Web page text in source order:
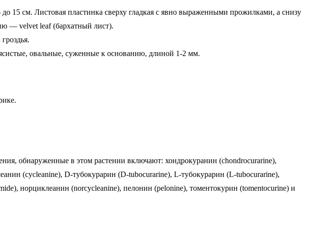
15 см. Листовая пластинка сверху гладкая с явно выраженными прожилками, а снизу
— velvet leaf (бархатный лист).
овальные, суженные к основанию, длиной 1-2 мм.
обнаруженные в этом растении включают: хондрокуранин (chondrocurarine),
(cycleanine), D-тубокурарин (D-tubocurarine), L-тубокурарин (L-tubocurarine),
норциклеанин (norcycleanine), пелонин (pelonine), томентокурин (tomentocurine) и